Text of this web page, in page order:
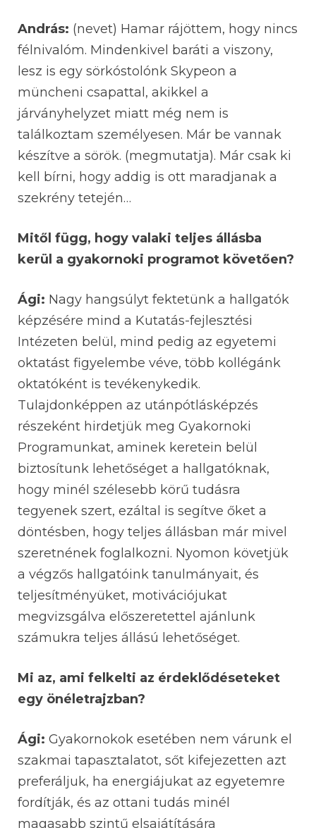
András: (nevet) Hamar rájöttem, hogy nincs
félnivalóm. Mindenkivel baráti a viszony,
lesz is egy sörkóstolónk Skypeon a
müncheni csapattal, akikkel a
járványhelyzet miatt még nem is
találkoztam személyesen. Már be vannak
készítve a sörök. (megmutatja). Már csak ki
kell bírni, hogy addig is ott maradjanak a
szekrény tetején…
Mitől függ, hogy valaki teljes állásba
kerül a gyakornoki programot követően?
Ági: Nagy hangsúlyt fektetünk a hallgatók
képzésére mind a Kutatás-fejlesztési
Intézeten belül, mind pedig az egyetemi
oktatást figyelembe véve, több kollégánk
oktatóként is tevékenykedik.
Tulajdonképpen az utánpótlásképzés
részeként hirdetjük meg Gyakornoki
Programunkat, aminek keretein belül
biztosítunk lehetőséget a hallgatóknak,
hogy minél szélesebb körű tudásra
tegyenek szert, ezáltal is segítve őket a
döntésben, hogy teljes állásban már mivel
szeretnének foglalkozni. Nyomon követjük
a végzős hallgatóink tanulmányait, és
teljesítményüket, motivációjukat
megvizsgálva előszeretettel ajánlunk
számukra teljes állású lehetőséget.
Mi az, ami felkelti az érdeklődéseteket
egy önéletrajzban?
Ági: Gyakornokok esetében nem várunk el
szakmai tapasztalatot, sőt kifejezetten azt
preferáljuk, ha energiájukat az egyetemre
fordítják, és az ottani tudás minél
magasabb szintű elsajátítására